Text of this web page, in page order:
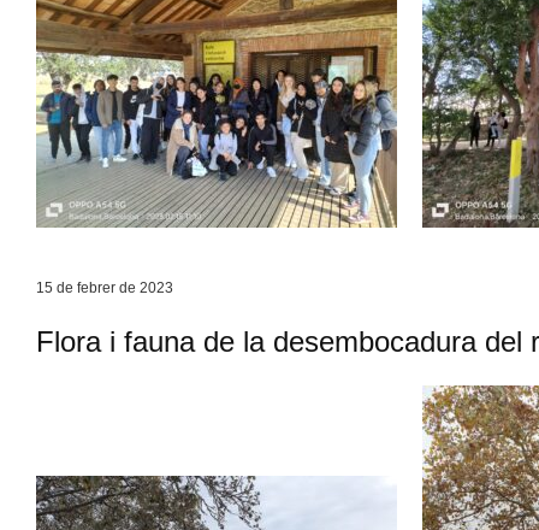
15 de febrer de 2023
Flora i fauna de la desembocadura del